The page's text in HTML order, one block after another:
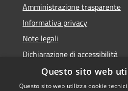
Amministrazione trasparente
Informativa privacy
Note legali
Dichiarazione di accessibilità
Questo sito web
Questo sito web utilizza cookie